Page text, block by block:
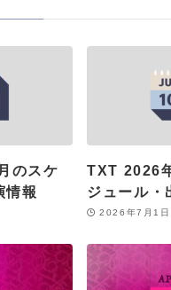
のスケ
情報
TXT 2026
ジュール・
2026年7月1日